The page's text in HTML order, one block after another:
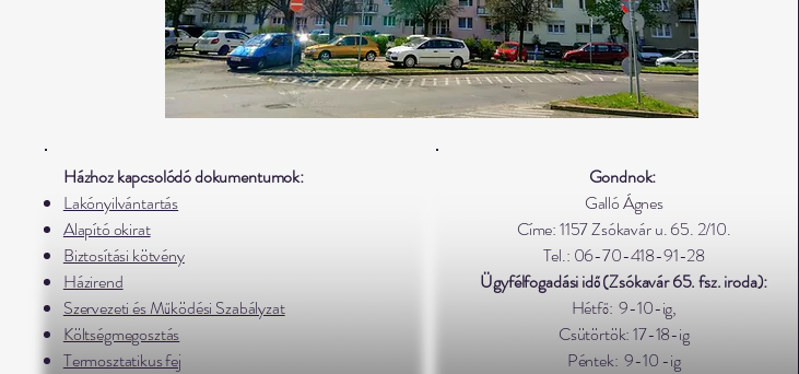
Házhoz kapcsolódó dokumentumok:
Lakónyilvántartás
Alapító okirat
Biztosítási kötvény
Házirend
Szervezeti és Működési Szabályzat
Költségmegosztás
Termosztatikus fej
Gondnok:
Galló Ágnes
Címe: 1157 Zsókavár u. 65. 2/10.
Tel.: 06-70-418-91-28
Ügyfélfogadási idő (Zsókavár 65. fsz. iroda):
Hétfő: 9-10-ig,
Csütörtök: 17-18-ig
Péntek: 9-10 -ig